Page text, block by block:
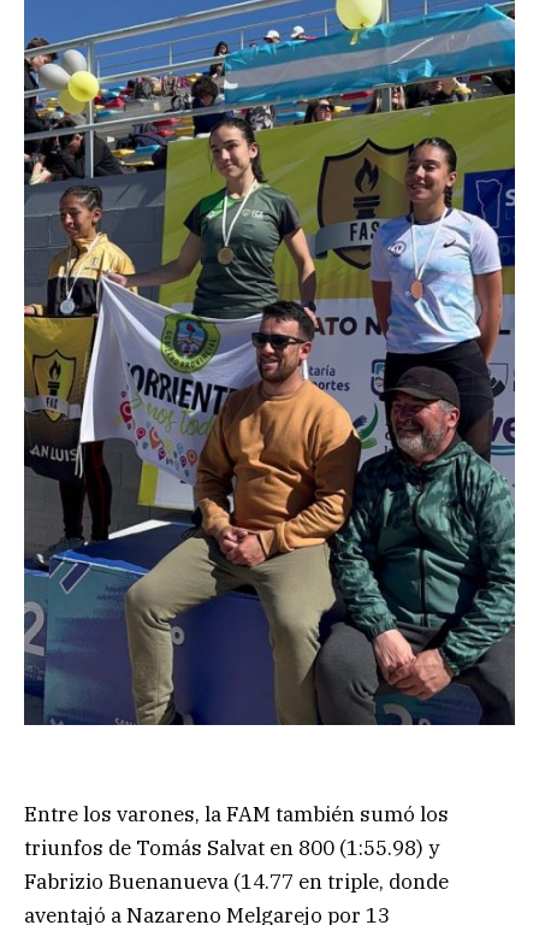
Entre los varones, la FAM también sumó los
triunfos de Tomás Salvat en 800 (1:55.98) y
Fabrizio Buenanueva (14.77 en triple, donde
aventajó a Nazareno Melgarejo por 13